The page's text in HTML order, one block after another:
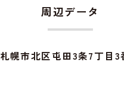
周辺データ
札幌市北区屯田3条7丁目3